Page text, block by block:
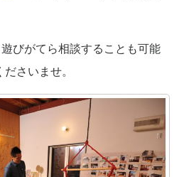
びがてら相談することも可能
さいませ。